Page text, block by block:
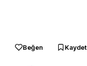
Beğen Kaydet